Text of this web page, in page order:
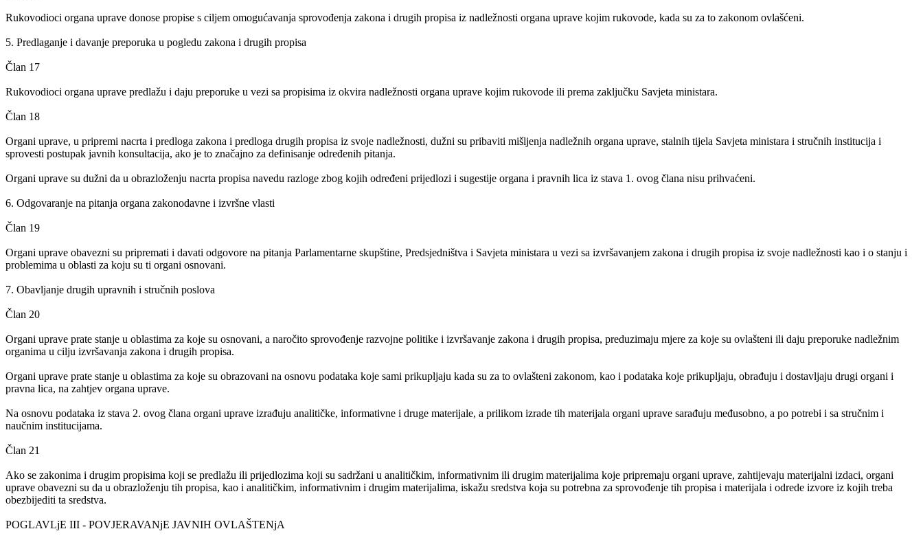
Rukovodioci organa uprave donose propise s ciljem omogućavanja sprovođenja zakona i drugih propisa iz nadležnosti organa uprave kojim rukovode, kada su za to zakonom ovlašćeni.
5. Predlaganje i davanje preporuka u pogledu zakona i drugih propisa
Član 17
Rukovodioci organa uprave predlažu i daju preporuke u vezi sa propisima iz okvira nadležnosti organa uprave kojim rukovode ili prema zaključku Savjeta ministara.
Član 18
Organi uprave, u pripremi nacrta i predloga zakona i predloga drugih propisa iz svoje nadležnosti, dužni su pribaviti mišljenja nadležnih organa uprave, stalnih tijela Savjeta ministara i stručnih institucija i
sprovesti postupak javnih konsultacija, ako je to značajno za definisanje određenih pitanja.
Organi uprave su dužni da u obrazloženju nacrta propisa navedu razloge zbog kojih određeni prijedlozi i sugestije organa i pravnih lica iz stava 1. ovog člana nisu prihvaćeni.
6. Odgovaranje na pitanja organa zakonodavne i izvršne vlasti
Član 19
Organi uprave obavezni su pripremati i davati odgovore na pitanja Parlamentarne skupštine, Predsjedništva i Savjeta ministara u vezi sa izvršavanjem zakona i drugih propisa iz svoje nadležnosti kao i o stanju i
problemima u oblasti za koju su ti organi osnovani.
7. Obavljanje drugih upravnih i stručnih poslova
Član 20
Organi uprave prate stanje u oblastima za koje su osnovani, a naročito sprovođenje razvojne politike i izvršavanje zakona i drugih propisa, preduzimaju mjere za koje su ovlašteni ili daju preporuke nadležnim
organima u cilju izvršavanja zakona i drugih propisa.
Organi uprave prate stanje u oblastima za koje su obrazovani na osnovu podataka koje sami prikupljaju kada su za to ovlašteni zakonom, kao i podataka koje prikupljaju, obrađuju i dostavljaju drugi organi i
pravna lica, na zahtjev organa uprave.
Na osnovu podataka iz stava 2. ovog člana organi uprave izrađuju analitičke, informativne i druge materijale, a prilikom izrade tih materijala organi uprave sarađuju međusobno, a po potrebi i sa stručnim i
naučnim institucijama.
Član 21
Ako se zakonima i drugim propisima koji se predlažu ili prijedlozima koji su sadržani u analitičkim, informativnim ili drugim materijalima koje pripremaju organi uprave, zahtijevaju materijalni izdaci, organi
uprave obavezni su da u obrazloženju tih propisa, kao i analitičkim, informativnim i drugim materijalima, iskažu sredstva koja su potrebna za sprovođenje tih propisa i materijala i odrede izvore iz kojih treba
obezbijediti ta sredstva.
POGLAVLjE III - POVJERAVANjE JAVNIH OVLAŠTENjA